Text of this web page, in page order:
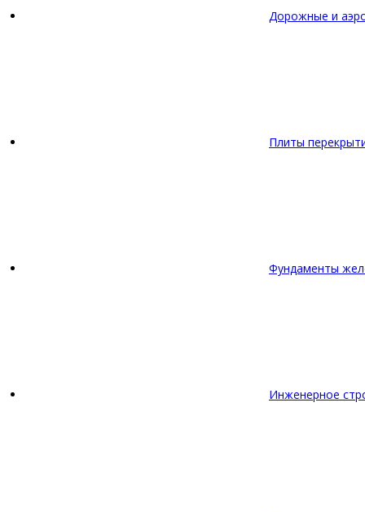
Дорожные и
Плиты
Фундаменты
Инженерное